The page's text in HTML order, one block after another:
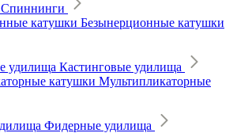
Спиннинги
Безынерционные катушки
Кастинговые удилища
Мультипликаторные
Фидерные удилища